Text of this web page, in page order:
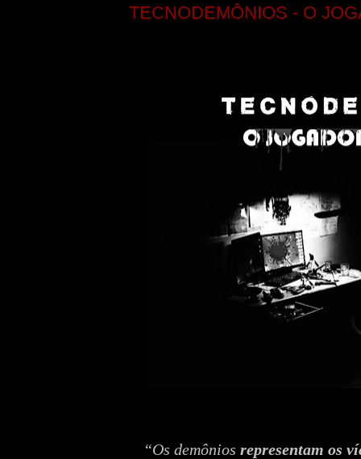
TECNODEMÔNIOS - O
“Os demônios representam os